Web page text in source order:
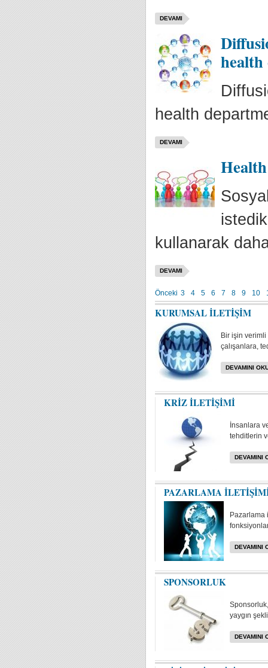
DEVAMI
health
health
DEVAMI
kullanarak
DEVAMI
Önceki 3 4 5 6 7 8 9 10
KURUMSAL İLETİŞİM
Bir işin
çalışanlara,
DEVAMINI
KRİZ İLETİŞİMİ
İnsanlara
tehditlerin
DEVAMINI
PAZARLAMA
Pazarlama
DEVAMINI
SPONSORLUK
yaygın
DEVAMINI